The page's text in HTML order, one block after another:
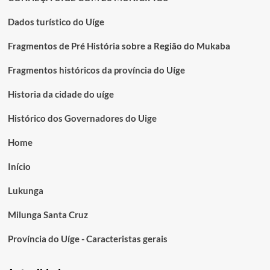
Dados turístico do Uíge
Fragmentos de Pré História sobre a Região do Mukaba
Fragmentos históricos da província do Uíge
Historia da cidade do uíge
Histórico dos Governadores do Uige
Home
Início
Lukunga
Milunga Santa Cruz
Província do Uíge - Caracteristas gerais